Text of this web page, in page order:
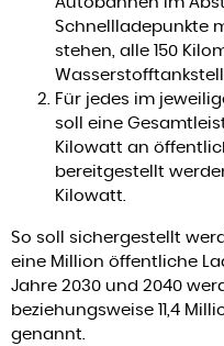
Schnellladepunkte
stehen, alle 150
Für jedes im
soll eine
Kilowatt an
bereitgestellt
Kilowatt.
So soll sichergestellt
eine Million öffentliche
Jahre 2030 und 2040
beziehungsweise 11,4
genannt.